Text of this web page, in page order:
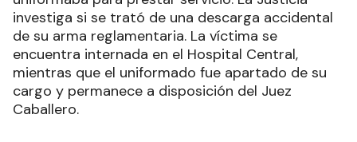
investiga si se trató de una descarga accidental
de su arma reglamentaria. La víctima se
encuentra internada en el Hospital Central,
mientras que el uniformado fue apartado de su
cargo y permanece a disposición del Juez
Caballero.